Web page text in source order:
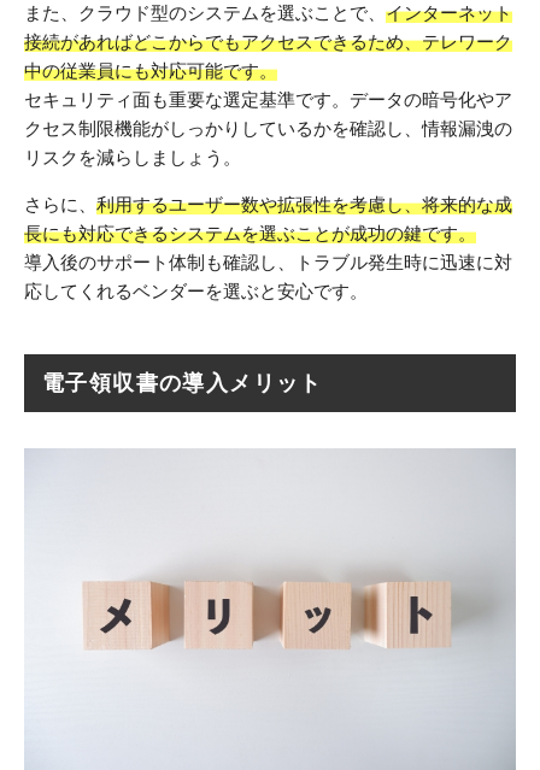
また、クラウド型のシステムを選ぶことで、 インターネット
接続があればどこからでもアクセスできるため、テレワーク
中の従業員にも対応可能です。
セキュリティ面も重要な選定基準です。データの暗号化やア
クセス制限機能がしっかりしているかを確認し、情報漏洩の
リスクを減らしましょう。
さらに、 利用するユーザー数や拡張性を考慮し、将来的な成
長にも対応できるシステムを選ぶことが成功の鍵です。
導入後のサポート体制も確認し、トラブル発生時に迅速に対
応してくれるベンダーを選ぶと安心です。
電子領収書の導入メリット